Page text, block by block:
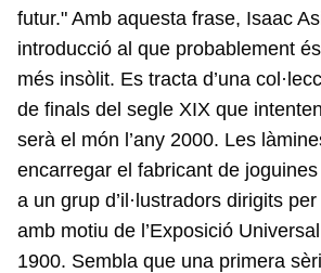
futur." Amb aquesta frase, Isaac
introducció al que probablement
més insòlit. Es tracta d’una
de finals del segle XIX que
serà el món l’any 2000. Les
encarregar el fabricant de
a un grup d’il·lustradors dirigits
amb motiu de l’Exposició
1900. Sembla que una primera